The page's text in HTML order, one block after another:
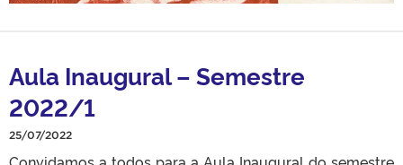
Aula Inaugural – Semestre
2022/1
25/07/2022